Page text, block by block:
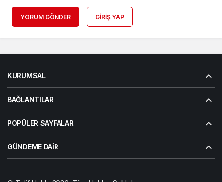
YORUM GÖNDER GIRIŞ YAP
KURUMSAL
BAĞLANTILAR
POPÜLER SAYFALAR
GÜNDEME DAIR